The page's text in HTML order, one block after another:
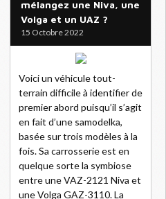
mélangez une Niva, une
Volga et un UAZ ?
15 Octobre 2022
Voici un véhicule tout-
terrain difficile à identifier de
premier abord puisqu’il s’agit
en fait d’une samodelka,
basée sur trois modèles à la
fois. Sa carrosserie est en
quelque sorte la symbiose
entre une VAZ-2121 Niva et
une Volga GAZ-3110. La